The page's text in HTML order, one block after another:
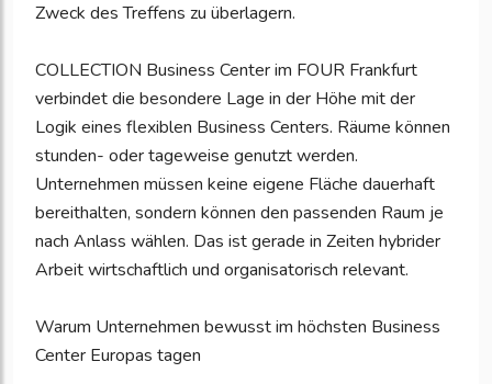
Zweck des Treffens zu überlagern.
COLLECTION Business Center im FOUR Frankfurt
verbindet die besondere Lage in der Höhe mit der
Logik eines flexiblen Business Centers. Räume können
stunden- oder tageweise genutzt werden.
Unternehmen müssen keine eigene Fläche dauerhaft
bereithalten, sondern können den passenden Raum je
nach Anlass wählen. Das ist gerade in Zeiten hybrider
Arbeit wirtschaftlich und organisatorisch relevant.
Warum Unternehmen bewusst im höchsten Business
Center Europas tagen